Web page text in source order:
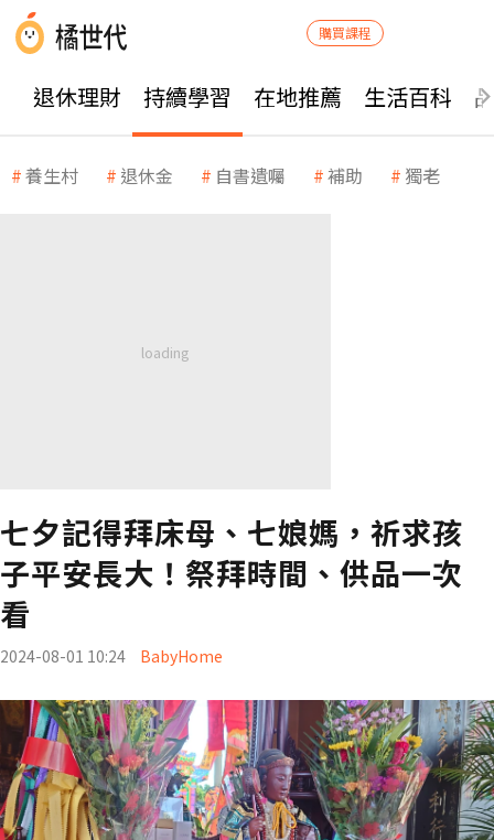
購買課程
退休理財 持續學習 在地推薦 生活百科
養生村 退休金 自書遺囑 補助 獨老
七夕記得拜床母、七娘媽，祈求孩
子平安長大！祭拜時間、供品一次
看
2024-08-01 10:24 BabyHome